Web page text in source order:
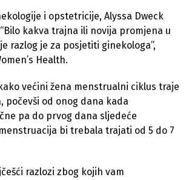
i opstetricije, Alyssa Dweck
kakva trajna ili novija promjena u
razlog je za posjetiti ginekologa”,
Health.
većini žena menstrualni ciklus traje
počevši od onog dana kada
pa do prvog dana sljedeće
bi trebala trajati od 5 do 7
razlozi zbog kojih vam